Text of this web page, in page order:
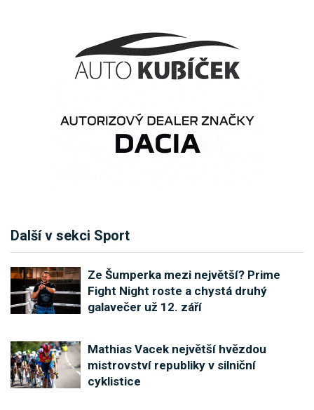
Další v sekci Sport
Ze Šumperka mezi největší? Prime
Fight Night roste a chystá druhý
galavečer už 12. září
Mathias Vacek největší hvězdou
mistrovství republiky v silniční
cyklistice